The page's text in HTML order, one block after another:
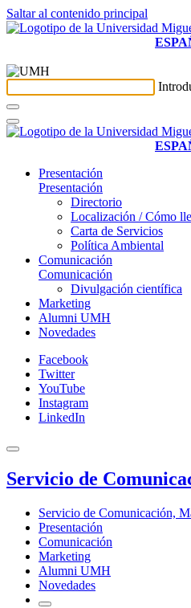
Saltar al contenido principal
Presentación
Presentación
Directorio
Localización / Cómo
Carta de Servicios
Política Ambiental
Comunicación
Comunicación
Divulgación científica
Marketing
Alumni UMH
Novedades
Facebook
Twitter
YouTube
Instagram
LinkedIn
Servicio de
Servicio de Comunicación,
Presentación
Comunicación
Marketing
Alumni UMH
Novedades